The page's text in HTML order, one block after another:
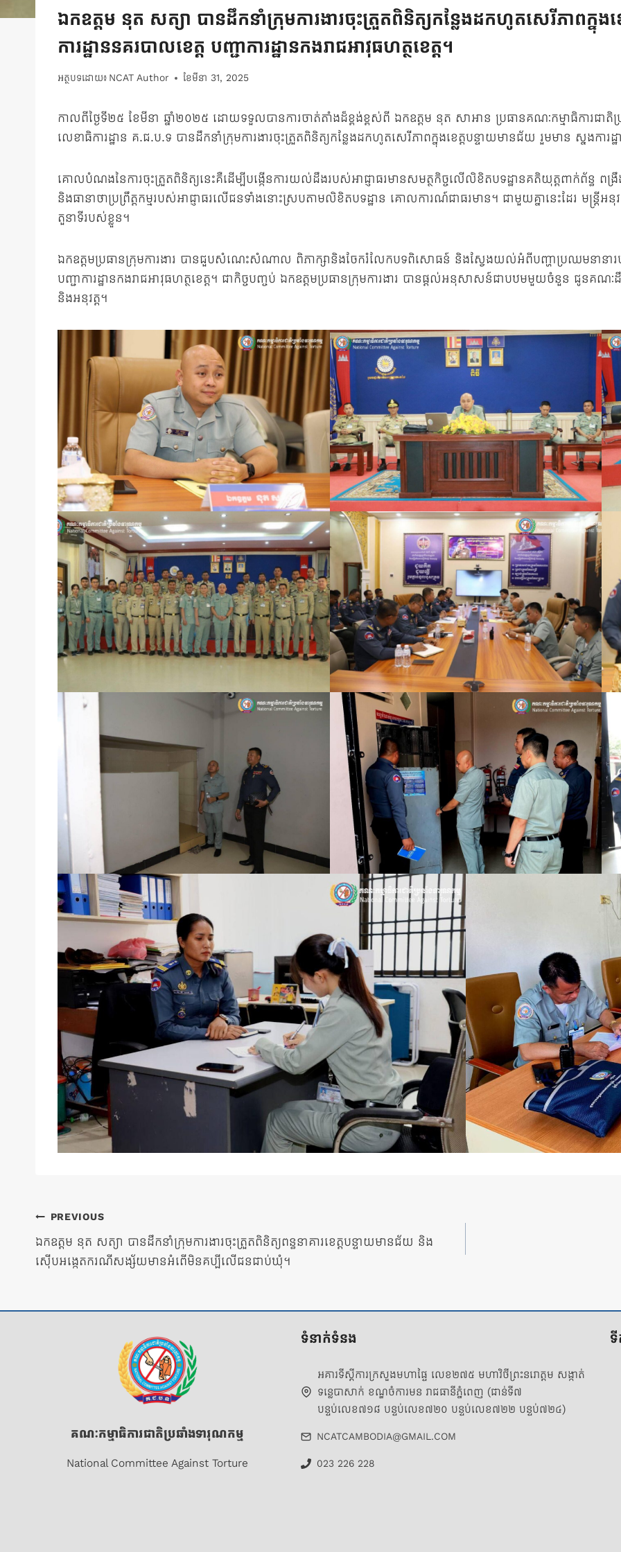
ឯកឧត្តម នុត សត្យា បានដឹកនាំក្រុមការងារចុះត្រួតពិនិត្យកន្លែងដកហូតសេរីភាពក្នុង
ការដ្ឋាននគរបាលខេត្ត បញ្ជាការដ្ឋានកងរាជអាវុធហត្ថខេត្ត។
អត្ថបទដោយ៖ NCAT Author ខែ​មីនា 31, 2025
កាលពីថ្ងៃទី២៥ ខែមីនា ឆ្នាំ២០២៥ ដោយទទួលបានការចាត់តាំងដ៏ខ្ពង់ខ្ពស់ពី ឯកឧត្តម នុត សាអាន ប្រធានគណៈកម្មាធិការជា
លេខាធិការដ្ឋាន គ.ជ.ប.ទ បានដឹកនាំក្រុមការងារចុះត្រួតពិនិត្យកន្លែងដកហូតសេរីភាពក្នុងខេត្តបន្ទាយមានជ័យ រួមមាន ស្នងការដ្ឋ
គោលបំណងនៃការចុះត្រួតពិនិត្យនេះគឺដើម្បីបង្កើនការយល់ដឹងរបស់អាជ្ញាធរមានសមត្ថកិច្ចលើលិខិតបទដ្ឋានគតិយុត្តពាក់ព័ន្ធ
និងធានាថាប្រព្រឹត្តកម្មរបស់អាជ្ញាធរលើជនទាំងនោះស្របតាមលិខិតបទដ្ឋាន គោលការណ៍ជាធរមាន។ ជាមួយគ្នានេះដែរ មន្រ្តីអនុវ
តួនាទីរបស់ខ្លួន។
ឯកឧត្តមប្រធានក្រុមការងារ បានជួបសំណេះសំណាល ពិភាក្សានិងចែករំលែកបទពិសោធន៍ និងស្វែងយល់អំពីបញ្ហាប្រឈមនានារបស់ម
បញ្ជាការដ្ឋានកងរាជអាវុធហត្ថខេត្ត។ ជាកិច្ចបញ្ចប់ ឯកឧត្តមប្រធានក្រុមការងារ បានផ្ដល់អនុសាសន៍ជាបឋមមួយចំនួន ជូនគណ
និងអនុវត្ត។
ការ​
នាំទិស​
PREVIOUS
ឯកឧត្តម នុត សត្យា បានដឹកនាំក្រុមការងារចុះត្រួតពិនិត្យពន្ធនាគារខេត្តបន្ទាយមានជ័យ និង
ស៊ើបអង្កេតករណីសង្ស័យមានអំពើមិនគប្បីលើជនជាប់ឃុំ។
គណៈកម្មាធិការជាតិប្រឆាំងទារុណកម្ម
National Committee Against Torture
ទំនាក់ទំនង
អគារទីស្តីការក្រសួងមហាផ្ទៃ លេខ២៧៥ មហាវិថីព្រះនរោត្តម សង្កាត់
ទន្លេបាសាក់ ខណ្ឌចំការមន រាជធានីភ្នំពេញ (ជាន់ទី៧
បន្ទប់លេខ៧១៨ បន្ទប់លេខ៧២០ បន្ទប់លេខ៧២២ បន្ទប់៧២៤)
NCATCAMBODIA@GMAIL.COM
023 226 228